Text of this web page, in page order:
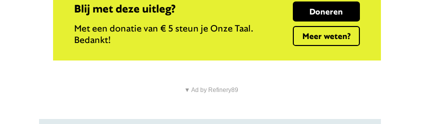
Blij met deze uitleg?
Met een donatie van € 5 steun je Onze Taal.
Bedankt!
Doneren
Meer weten?
▼ Ad by Refinery89